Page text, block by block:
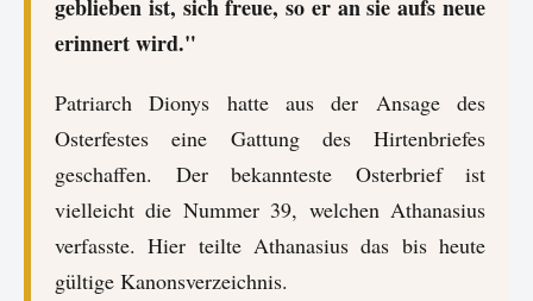
geblieben ist, sich freue, so er an sie aufs neue
erinnert wird."
Patriarch Dionys hatte aus der Ansage des
Osterfestes eine Gattung des Hirtenbriefes
geschaffen. Der bekannteste Osterbrief ist
vielleicht die Nummer 39, welchen Athanasius
verfasste. Hier teilte Athanasius das bis heute
gültige Kanonsverzeichnis.